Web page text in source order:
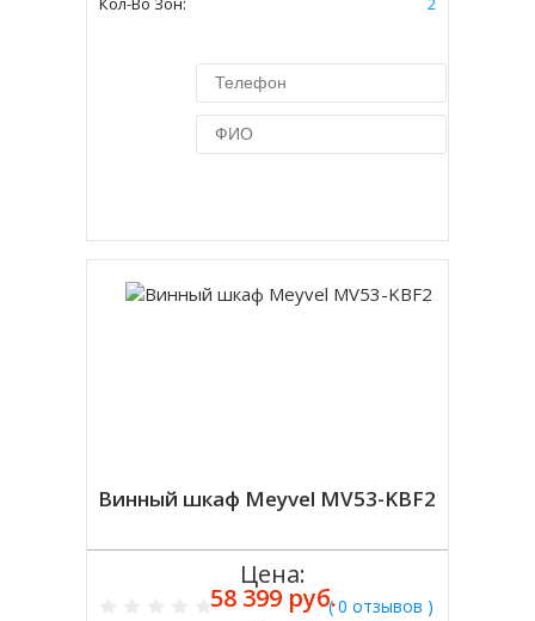
Винный шкаф Meyvel MV53-KBF2
( 0 отзывов )
Цена:
58 399 руб.